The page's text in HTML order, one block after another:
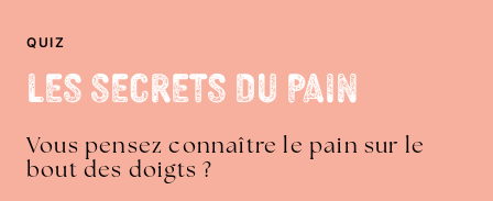
QUIZ
Les Secrets du Pain
Vous pensez connaître le pain sur le
bout des doigts ?